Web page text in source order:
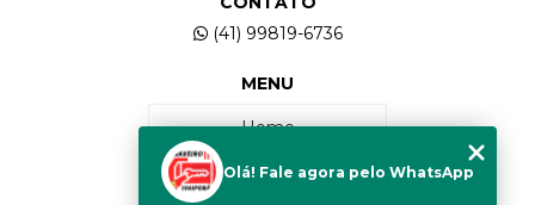
(41) 99819-6736
MENU
Home
Quem Somos
Olá! Fale agora pelo WhatsApp